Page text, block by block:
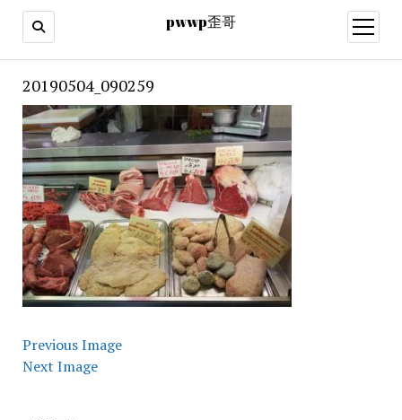
pwwp歪哥
open
menu
20190504_090259
Previous Image
Next Image